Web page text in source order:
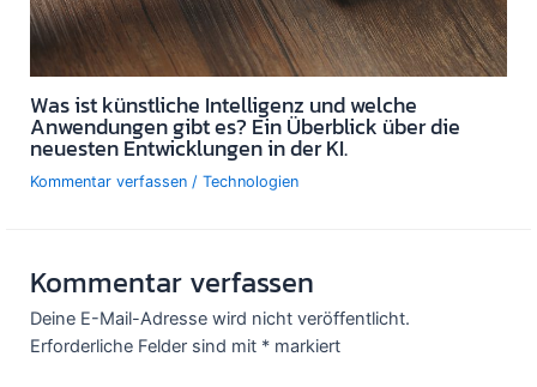
Was ist künstliche Intelligenz und welche
Anwendungen gibt es? Ein Überblick über die
neuesten Entwicklungen in der KI.
Kommentar verfassen / Technologien
Kommentar verfassen
Deine E-Mail-Adresse wird nicht veröffentlicht.
Erforderliche Felder sind mit * markiert